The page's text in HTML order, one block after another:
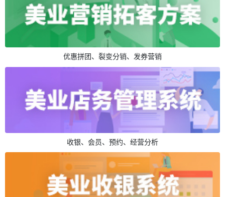
优惠拼团、裂变分销、发券营销
收银、会员、预约、经营分析